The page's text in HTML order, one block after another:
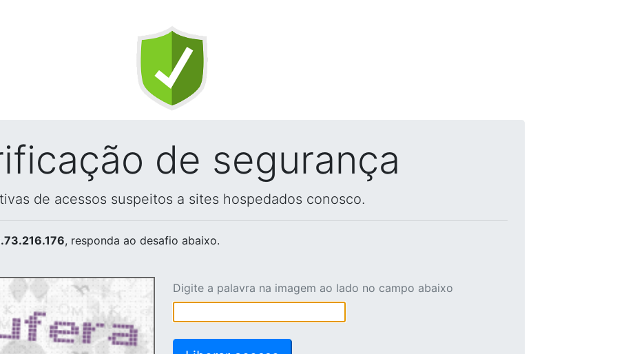
de segurança
de acessos suspeitos a sites hospedados conosco.
, responda ao desafio abaixo.
Digite a palavra na imagem ao lado no campo abaixo